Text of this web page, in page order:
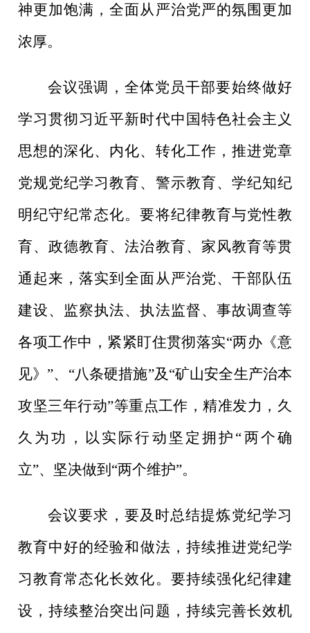
神更加饱满，全面从严治党严的氛围更加
浓厚。
会议强调， 全体党员干部要始终做好
学习贯彻习近平新时代中国特色社会主义
思想的深化、内化、转化工作，推进党章
党规党纪学习教育、警示教育、学纪知纪
明纪守纪常态化。要将纪律教育与党性教
育、政德教育、法治教育、家风教育等贯
通起来，落实到全面从严治党、干部队伍
建设、监察执法、执法监督、事故调查等
各项工作中， 紧紧盯住贯彻落实“两办《意
见》”、“八条硬措施”及“矿山安全生产治本
攻坚三年行动”等重点工作，精准发力，久
久为功，
以实际行动坚定拥护 “两个确
立”、坚决做到 “两个维护”。
会议要求， 要及时总结提炼党纪学习
教育中好的经验和做法 ，持续推进党纪学
习教育常态化长效化。 要持续强化纪律建
设，持续整治突出问题，持续完善长效机